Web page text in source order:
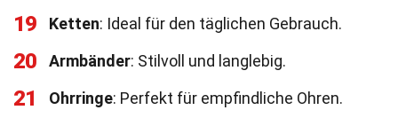
19 Ketten: Ideal für den täglichen Gebrauch.
20 Armbänder: Stilvoll und langlebig.
21 Ohrringe: Perfekt für empfindliche Ohren.